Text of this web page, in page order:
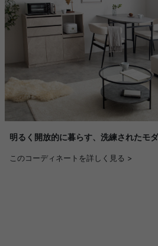
明るく開放的に暮らす、洗練されたモ
このコーディネートを詳しく見る >